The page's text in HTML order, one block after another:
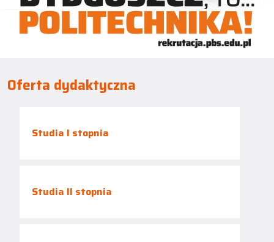
Oferta dydaktyczna
Studia I stopnia
Studia II stopnia